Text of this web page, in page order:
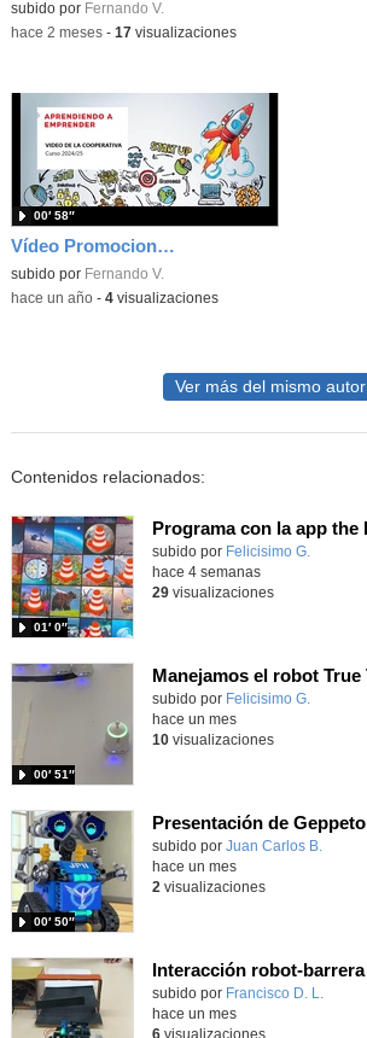
Contenido educativo.
subido por Fernando V.
-hace 2 meses- 17 visualizaciones
Vídeo Promocional SANRA_HELP
subido por Fernando V.
00′ 58″
-hace un año- 4visualizaciones
Ver más del mismo autor
Contenidos relacionados:
Contenido educativo.
subido por Felicisimo G.
01′ 0″
hace 4 semanas
29visualizaciones
Contenido educativo.
subido por Felicisimo G.
00′ 51″
hace un mes
10visualizaciones
Contenido educativo.
subido por Juan Carlos B.
00′ 50″
hace un mes
2 visualizaciones
Contenido educativo.
subido por Francisco D. L.
hace un mes
6visualizaciones